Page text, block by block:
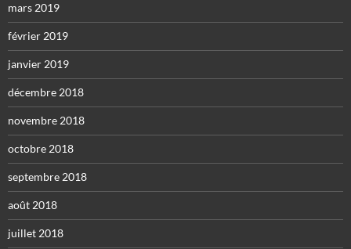
mars 2019
février 2019
janvier 2019
décembre 2018
novembre 2018
octobre 2018
septembre 2018
août 2018
juillet 2018